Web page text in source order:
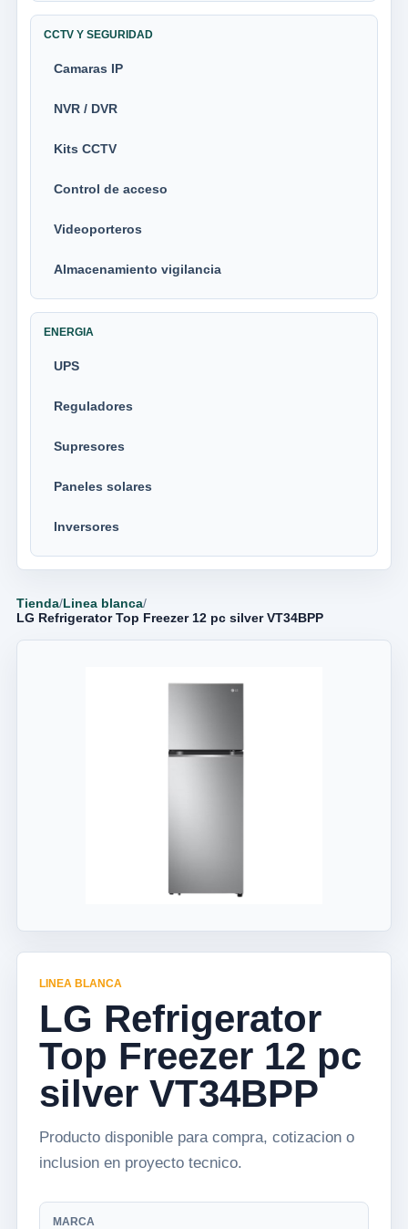
CCTV Y SEGURIDAD
Camaras IP
NVR / DVR
Kits CCTV
Control de acceso
Videoporteros
Almacenamiento vigilancia
ENERGIA
UPS
Reguladores
Supresores
Paneles solares
Inversores
Tienda/Linea blanca/
LG Refrigerator Top Freezer 12 pc silver VT34BPP
LINEA BLANCA
LG Refrigerator
Top Freezer 12 pc
silver VT34BPP
Producto disponible para compra, cotizacion o
inclusion en proyecto tecnico.
MARCA